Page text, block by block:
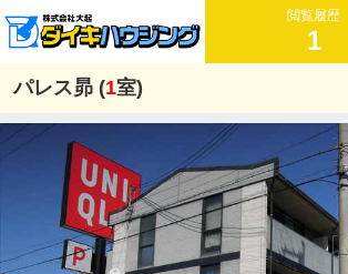
閲覧履歴
1
パレス昴 (1室)